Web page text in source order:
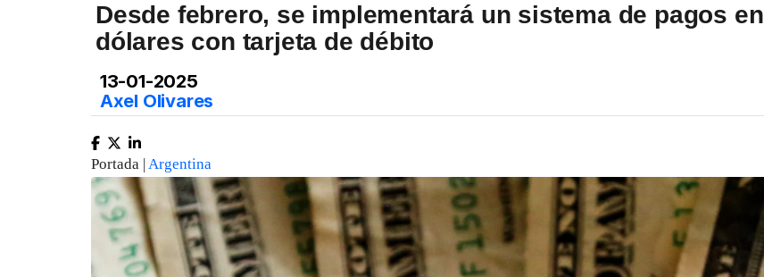
Desde febrero, se implementará un sistema de pagos en
dólares con tarjeta de débito
13-01-2025
Axel Olivares
Portada |Argentina